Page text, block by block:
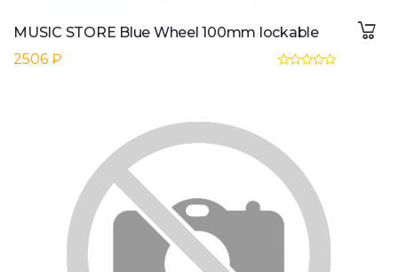
MUSIC STORE Blue Wheel 100mm lockable
2506 ₽